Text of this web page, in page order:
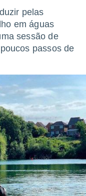
pelas
em águas
sessão de
passos de